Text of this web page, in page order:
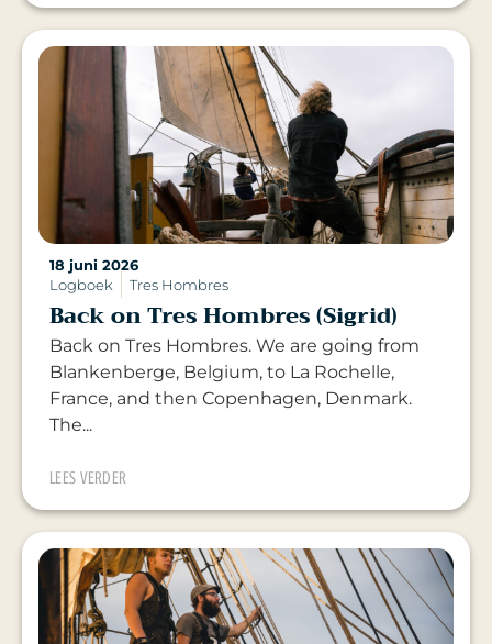
18 juni 2026
Logboek
Tres Hombres
Back on Tres Hombres (Sigrid)
Back on Tres Hombres. We are going from
Blankenberge, Belgium, to La Rochelle,
France, and then Copenhagen, Denmark.
The...
LEES VERDER